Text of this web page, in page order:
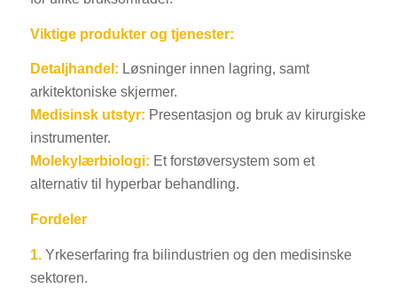
Viktige produkter og tjenester:
Detaljhandel: Løsninger innen lagring, samt
arkitektoniske skjermer.
Medisinsk utstyr: Presentasjon og bruk av kirurgiske
instrumenter.
Molekylærbiologi: Et forstøversystem som et
alternativ til hyperbar behandling.
Fordeler
1.Yrkeserfaring fra bilindustrien og den medisinske
sektoren.